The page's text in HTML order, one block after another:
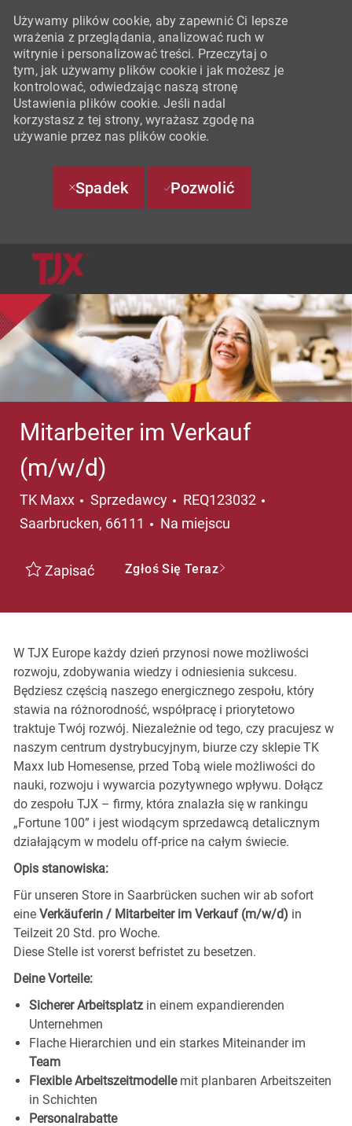
Używamy plików cookie, aby zapewnić Ci lepsze
wrażenia z przeglądania, analizować ruch w
witrynie i personalizować treści. Przeczytaj o
tym, jak używamy plików cookie i jak możesz je
kontrolować, odwiedzając naszą stronę
Ustawienia plików cookie. Jeśli nadal
korzystasz z tej strony, wyrażasz zgodę na
używanie przez nas plików cookie.
Spadek Pozwolić
Mitarbeiter im Verkauf
(m/w/d)
TK Maxx Kategoria
Sprzedawcy REQ123032
Saarbrucken, 66111
Na miejscu
Zapisać Zgłoś Się Teraz
W TJX Europe każdy dzień przynosi nowe możliwości
rozwoju, zdobywania wiedzy i odniesienia sukcesu.
Będziesz częścią naszego energicznego zespołu, który
stawia na różnorodność, współpracę i priorytetowo
traktuje Twój rozwój. Niezależnie od tego, czy pracujesz w
naszym centrum dystrybucyjnym, biurze czy sklepie TK
Maxx lub Homesense, przed Tobą wiele możliwości do
nauki, rozwoju i wywarcia pozytywnego wpływu. Dołącz
do zespołu TJX – firmy, która znalazła się w rankingu
„Fortune 100” i jest wiodącym sprzedawcą detalicznym
działającym w modelu off-price na całym świecie.
Opis stanowiska:
Für unseren Store in Saarbrücken suchen wir ab sofort
eine Verkäuferin / Mitarbeiter im Verkauf (m/w/d) in
Teilzeit 20 Std. pro Woche.
Diese Stelle ist vorerst befristet zu besetzen.
Deine Vorteile:
Sicherer Arbeitsplatz in einem expandierenden
Unternehmen
Flache Hierarchien und ein starkes Miteinander im
Team
Flexible Arbeitszeitmodelle mit planbaren Arbeitszeiten
in Schichten
Personalrabatte